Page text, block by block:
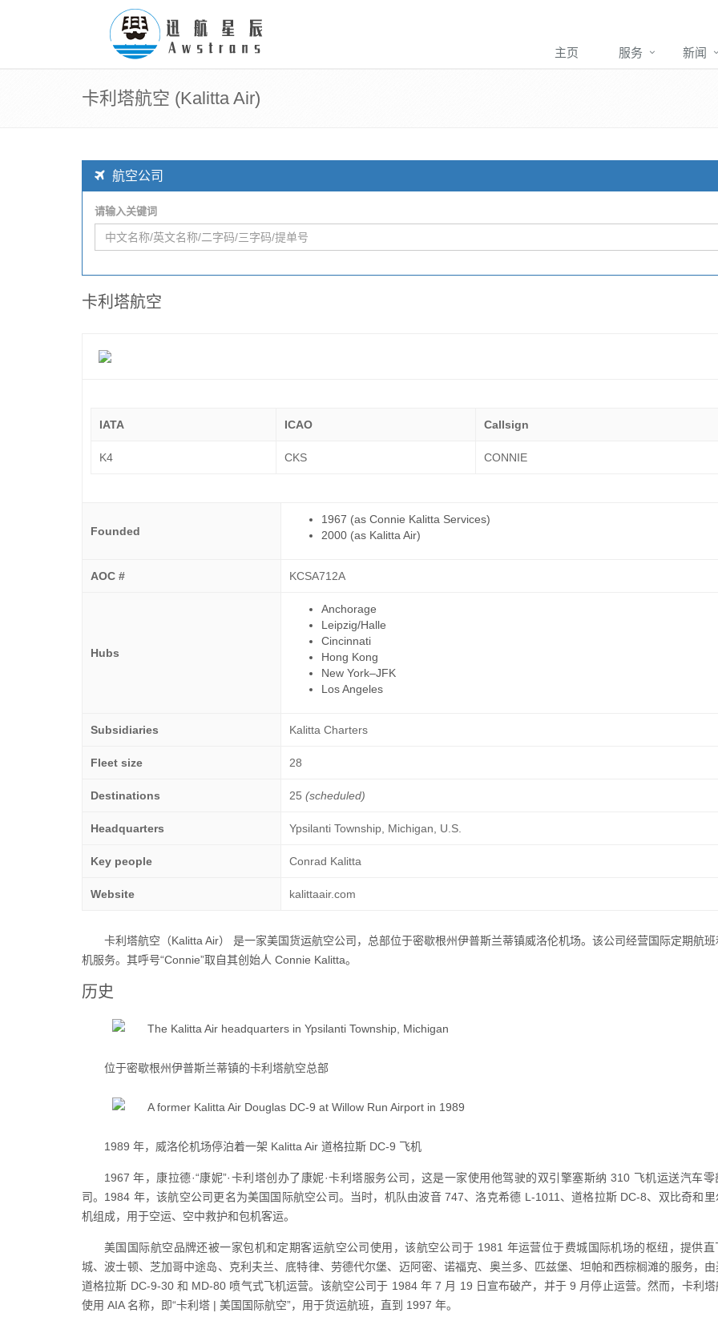
主页 服务 新闻
卡利塔航空 (Kalitta Air)
航空公司
请输入关键词
卡利塔航空
IATA ICAO Callsign
K4 CKS CONNIE
Founded
1967 (as Connie Kalitta Services)
2000 (as Kalitta Air)
AOC # KCSA712A
Hubs
Anchorage
Leipzig/Halle
Cincinnati
Hong Kong
New York–JFK
Los Angeles
Subsidiaries Kalitta Charters
Fleet size 28
Destinations 25 (scheduled)
Headquarters Ypsilanti Township, Michigan, U.S.
Key people Conrad Kalitta
Website kalittaair.com
卡利塔航空（Kalitta Air） 是一家美国货运航空公司，总部位于密歇根州伊普斯兰蒂镇威洛伦机场。该公司经营国际定期航
机服务。其呼号“Connie”取自其创始人 Connie Kalitta。
历史
位于密歇根州伊普斯兰蒂镇的卡利塔航空总部
1989 年，威洛伦机场停泊着一架 Kalitta Air 道格拉斯 DC-9 飞机
1967 年，康拉德·“康妮”·卡利塔创办了康妮·卡利塔服务公司，这是一家使用他驾驶的双引擎塞斯纳 310 飞机运送汽车
司。1984 年，该航空公司更名为美国国际航空公司。当时，机队由波音 747、洛克希德 L-1011、道格拉斯 DC-8、双比奇和
机组成，用于空运、空中救护和包机客运。
美国国际航空品牌还被一家包机和定期客运航空公司使用，该航空公司于 1981 年运营位于费城国际机场的枢纽，提供直
城、波士顿、芝加哥中途岛、克利夫兰、底特律、劳德代尔堡、迈阿密、诺福克、奥兰多、匹兹堡、坦帕和西棕榈滩的服务，
道格拉斯 DC-9-30 和 MD-80 喷气式飞机运营。该航空公司于 1984 年 7 月 19 日宣布破产，并于 9 月停止运营。然而，卡利
使用 AIA 名称，即“卡利塔 | 美国国际航空”，用于货运航班，直到 1997 年。